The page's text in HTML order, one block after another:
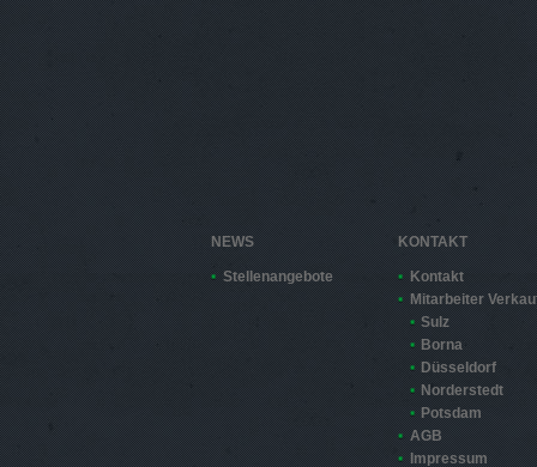
NEWS
Stellenangebote
KONTAKT
Kontakt
Mitarbeiter
Sulz
Borna
Düsseldorf
Norderstedt
Potsdam
AGB
Impressum